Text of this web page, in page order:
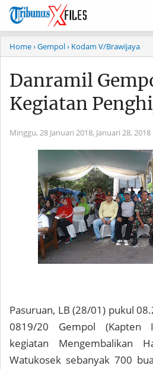
Home› Gempol› Kodam V/Brawijaya
Danramil
Kegiatan
Minggu, 28 Januari 2018, Januari 28, 2018
Pasuruan, LB (28/01) pukul
0819/20 Gempol (Kapten
kegiatan Mengembalikan
Watukosek sebanyak 700